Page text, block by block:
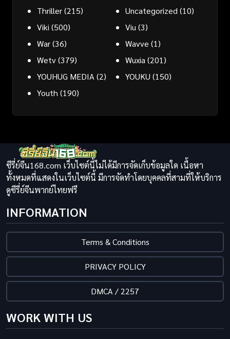
Thriller(215) Uncategorized (10)
Viki (500) Viu (3)
War(36) Wavve (1)
Wetv(379) Wuxia (201)
YOUHUG MEDIA (2) YOUKU (150)
Youth (190)
ซีรี่ย์จีน168.com เว็บไซต์นี้ไม่ได้มีการจัดเก็บข้อมูลใด เนื้อหา
ทั้งหมดที่แสดงในเว็บไซต์นี้ มีการจัดทำโดยบุคคลที่สามที่ให้บริการ
ดูซีรี่ย์จีนพากย์ไทยฟรี
INFORMATION
Terms & Conditions
PRIVACY POLICY
DMCA / 2257
WORK WITH US